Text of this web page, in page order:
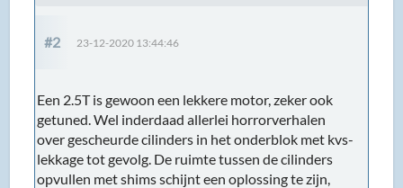
#2 23-12-2020 13:44:46
Een 2.5T is gewoon een lekkere motor, zeker ook
getuned. Wel inderdaad allerlei horrorverhalen
over gescheurde cilinders in het onderblok met kvs-
lekkage tot gevolg. De ruimte tussen de cilinders
opvullen met shims schijnt een oplossing te zijn,